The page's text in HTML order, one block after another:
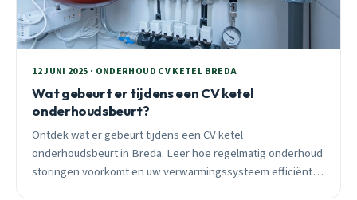
12 JUNI 2025 · ONDERHOUD CV KETEL BREDA
Wat gebeurt er tijdens een CV ketel
onderhoudsbeurt?
Ontdek wat er gebeurt tijdens een CV ketel
onderhoudsbeurt in Breda. Leer hoe regelmatig onderhoud
storingen voorkomt en uw verwarmingssysteem efficiënt